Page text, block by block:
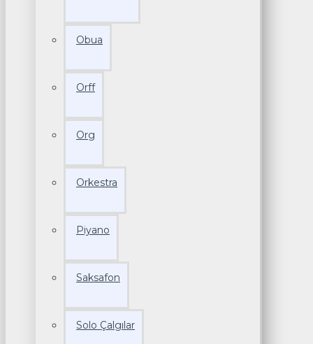
Obua
Orff
Org
Orkestra
Piyano
Saksafon
Solo Çalgılar